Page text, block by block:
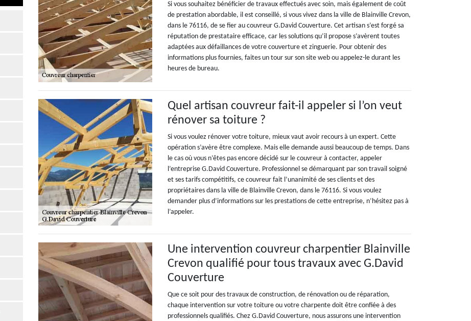
Si vous souhaitez bénéficier de travaux effectués avec soin, mais également de coût
de prestation abordable, il est conseillé, si vous vivez dans la ville de Blainville Crevon,
dans le 76116, de se fier au couvreur G.David Couverture. Cet artisan s’est forgé sa
réputation de prestataire efficace, car les solutions qu’il propose s’avèrent toutes
adaptées aux défaillances de votre couverture et zinguerie. Pour obtenir des
informations plus fournies, faites un tour sur son site web ou appelez-le durant les
heures de bureau.
Quel artisan couvreur fait-il appeler si l’on veut
rénover sa toiture ?
Si vous voulez rénover votre toiture, mieux vaut avoir recours à un expert. Cette
opération s’avère être complexe. Mais elle demande aussi beaucoup de temps. Dans
le cas où vous n’êtes pas encore décidé sur le couvreur à contacter, appeler
l’entreprise G.David Couverture. Professionnel se démarquant par son travail soigné
et ses tarifs compétitifs, ce couvreur fait l’unanimité de ses clients et des
propriétaires dans la ville de Blainville Crevon, dans le 76116. Si vous voulez
demander plus d’informations sur les prestations de cette entreprise, n’hésitez pas à
l’appeler.
Une intervention couvreur charpentier Blainville
Crevon qualifié pour tous travaux avec G.David
Couverture
Que ce soit pour des travaux de construction, de rénovation ou de réparation,
chaque intervention sur votre toiture ou votre charpente doit être confiée à des
professionnels qualifiés. Chez G.David Couverture, nous assurons une intervention